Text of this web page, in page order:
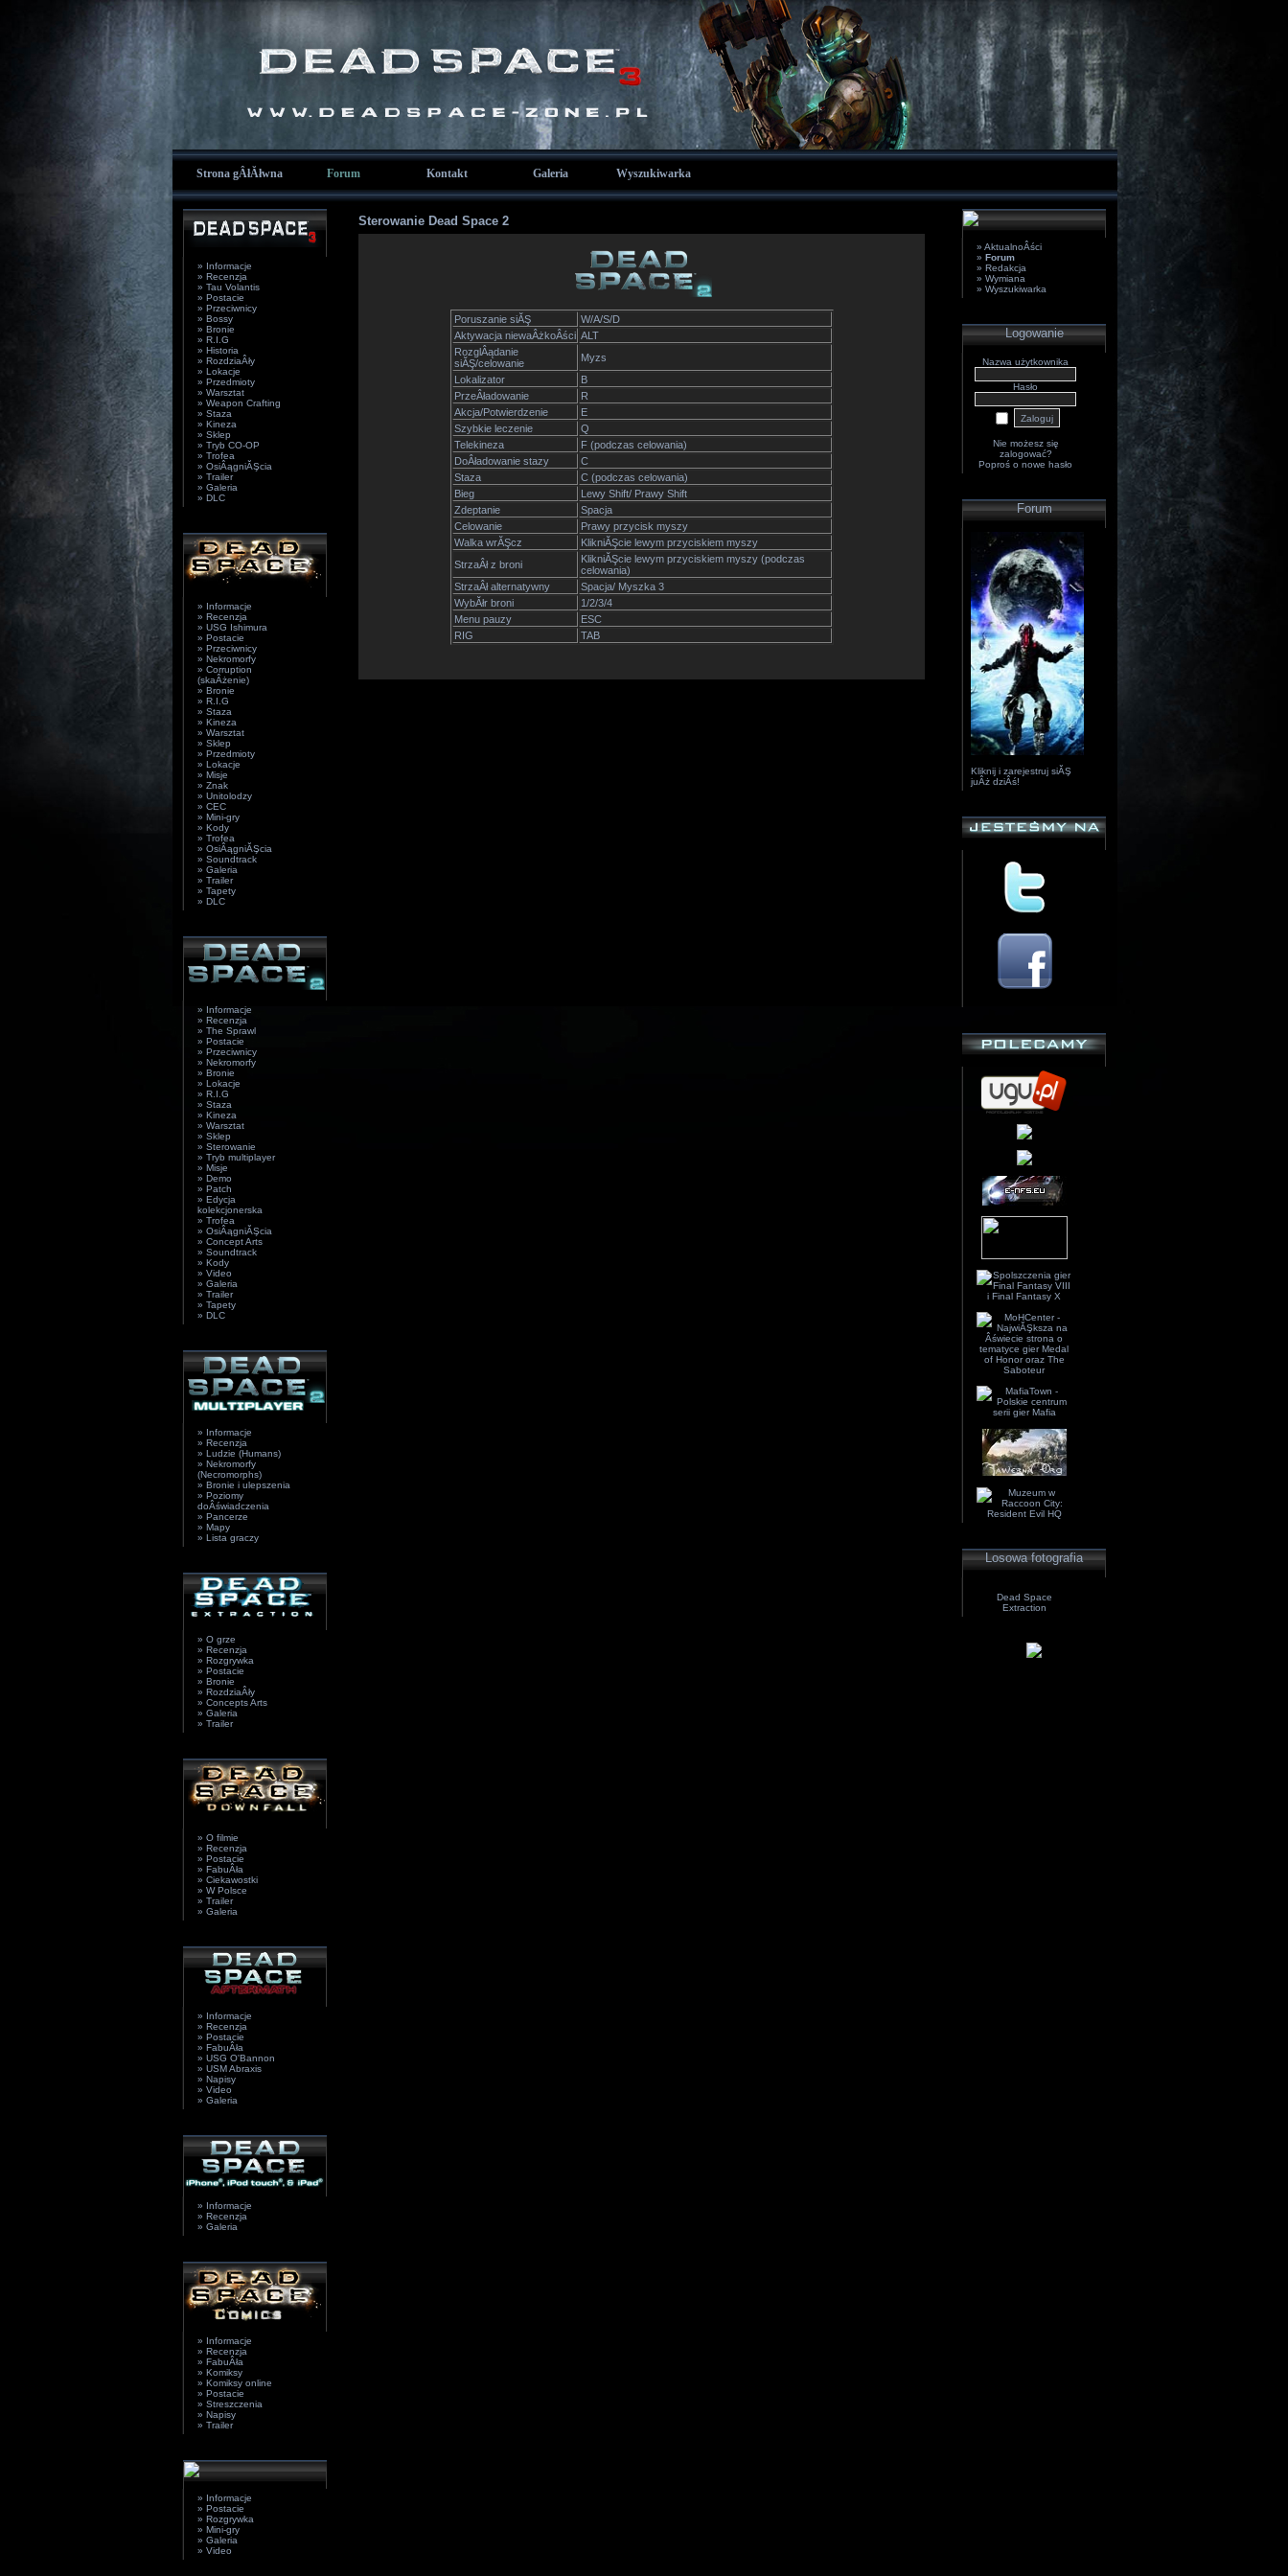
Strona gÂłĂłwna Forum Kontakt Galeria Wyszukiwarka
» Informacje
» Recenzja
» Tau Volantis
» Postacie
» Przeciwnicy
» Bossy
» Bronie
» R.I.G
» Historia
» RozdziaÂły
» Lokacje
» Przedmioty
» Warsztat
» Weapon Crafting
» Staza
» Kineza
» Sklep
» Tryb CO-OP
» Trofea
» OsiÂągniĂŞcia
» Trailer
» Galeria
» DLC
» Informacje
» Recenzja
» USG Ishimura
» Postacie
» Przeciwnicy
» Nekromorfy
» Corruption
(skaÂżenie)
» Bronie
» R.I.G
» Staza
» Kineza
» Warsztat
» Sklep
» Przedmioty
» Lokacje
» Misje
» Znak
» Unitolodzy
» CEC
» Mini-gry
» Kody
» Trofea
» OsiÂągniĂŞcia
» Soundtrack
» Galeria
» Trailer
» Tapety
» DLC
» Informacje
» Recenzja
» The Sprawl
» Postacie
» Przeciwnicy
» Nekromorfy
» Bronie
» Lokacje
» R.I.G
» Staza
» Kineza
» Warsztat
» Sklep
» Sterowanie
» Tryb multiplayer
» Misje
» Demo
» Patch
» Edycja
kolekcjonerska
» Trofea
» OsiÂągniĂŞcia
» Concept Arts
» Soundtrack
» Kody
» Video
» Galeria
» Trailer
» Tapety
» DLC
» Informacje
» Recenzja
» Ludzie (Humans)
» Nekromorfy
(Necromorphs)
» Bronie i ulepszenia
» Poziomy
doÂświadczenia
» Pancerze
» Mapy
» Lista graczy
» O grze
» Recenzja
» Rozgrywka
» Postacie
» Bronie
» RozdziaÂły
» Concepts Arts
» Galeria
» Trailer
» O filmie
» Recenzja
» Postacie
» FabuÂła
» Ciekawostki
» W Polsce
» Trailer
» Galeria
» Informacje
» Recenzja
» Postacie
» FabuÂła
» USG O'Bannon
» USM Abraxis
» Napisy
» Video
» Galeria
» Informacje
» Recenzja
» Galeria
» Informacje
» Recenzja
» FabuÂła
» Komiksy
» Komiksy online
» Postacie
» Streszczenia
» Napisy
» Trailer
» Informacje
» Postacie
» Rozgrywka
» Mini-gry
» Galeria
» Video
Sterowanie Dead Space 2
Poruszanie siĂŞ
W/A/S/D
Aktywacja niewaÂżkoÂści ALT
RozglÂądanie
siĂŞ/celowanie
Myzs
Lokalizator
B
PrzeÂładowanie
R
Akcja/Potwierdzenie
E
Szybkie leczenie
Q
Telekineza
F (podczas celowania)
DoÂładowanie stazy
C
Staza
C (podczas celowania)
Bieg
Lewy Shift/ Prawy Shift
Zdeptanie
Spacja
Celowanie
Prawy przycisk myszy
Walka wrĂŞcz
KlikniĂŞcie lewym przyciskiem myszy
StrzaÂł z broni
KlikniĂŞcie lewym przyciskiem myszy (podczas
celowania)
StrzaÂł alternatywny
Spacja/ Myszka 3
WybĂłr broni
1/2/3/4
Menu pauzy
ESC
RIG
TAB
» AktualnoÂści
» Forum
» Redakcja
» Wymiana
» Wyszukiwarka
Logowanie
Nazwa użytkownika
Hasło
Nie możesz się
zalogować?
Poproś o nowe hasło
Forum
Kliknij i zarejestruj siĂŞ
juÂż dziÂś!
Losowa fotografia
Dead Space
Extraction